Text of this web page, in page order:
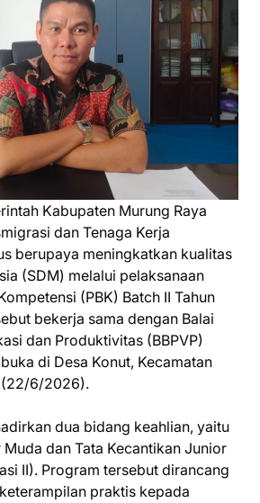
Kabupaten Murung Raya
dan Tenaga Kerja
berupaya meningkatkan kualitas
(SDM) melalui pelaksanaan
(PBK) Batch II Tahun
bekerja sama dengan Balai
dan Produktivitas (BBPVP)
di Desa Konut, Kecamatan
(22/6/2026).
dua bidang keahlian, yaitu
dan Tata Kecantikan Junior
II). Program tersebut dirancang
praktis kepada